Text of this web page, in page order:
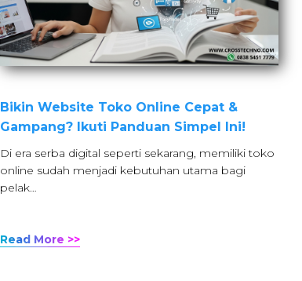
Bikin Website Toko Online Cepat &
Gampang? Ikuti Panduan Simpel Ini!
Di era serba digital seperti sekarang, memiliki toko
online sudah menjadi kebutuhan utama bagi
pelak…
Read More >>